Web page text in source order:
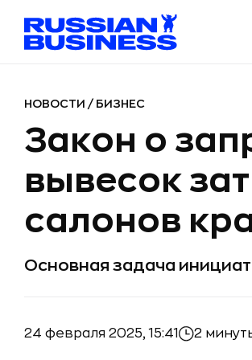
НОВОСТИ / БИЗНЕС
Закон о
вывесок
салонов
Основная задача
24 февраля 2025, 15:41 2